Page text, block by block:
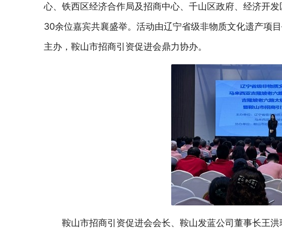
心、铁西区经济合作局及招商中心、千山区政府、经济开
30余位嘉宾共襄盛举。活动由辽宁省级非物质文化遗产
主办，鞍山市招商引资促进会鼎力协办。
鞍山市招商引资促进会会长、鞍山发蓝公司董事长王